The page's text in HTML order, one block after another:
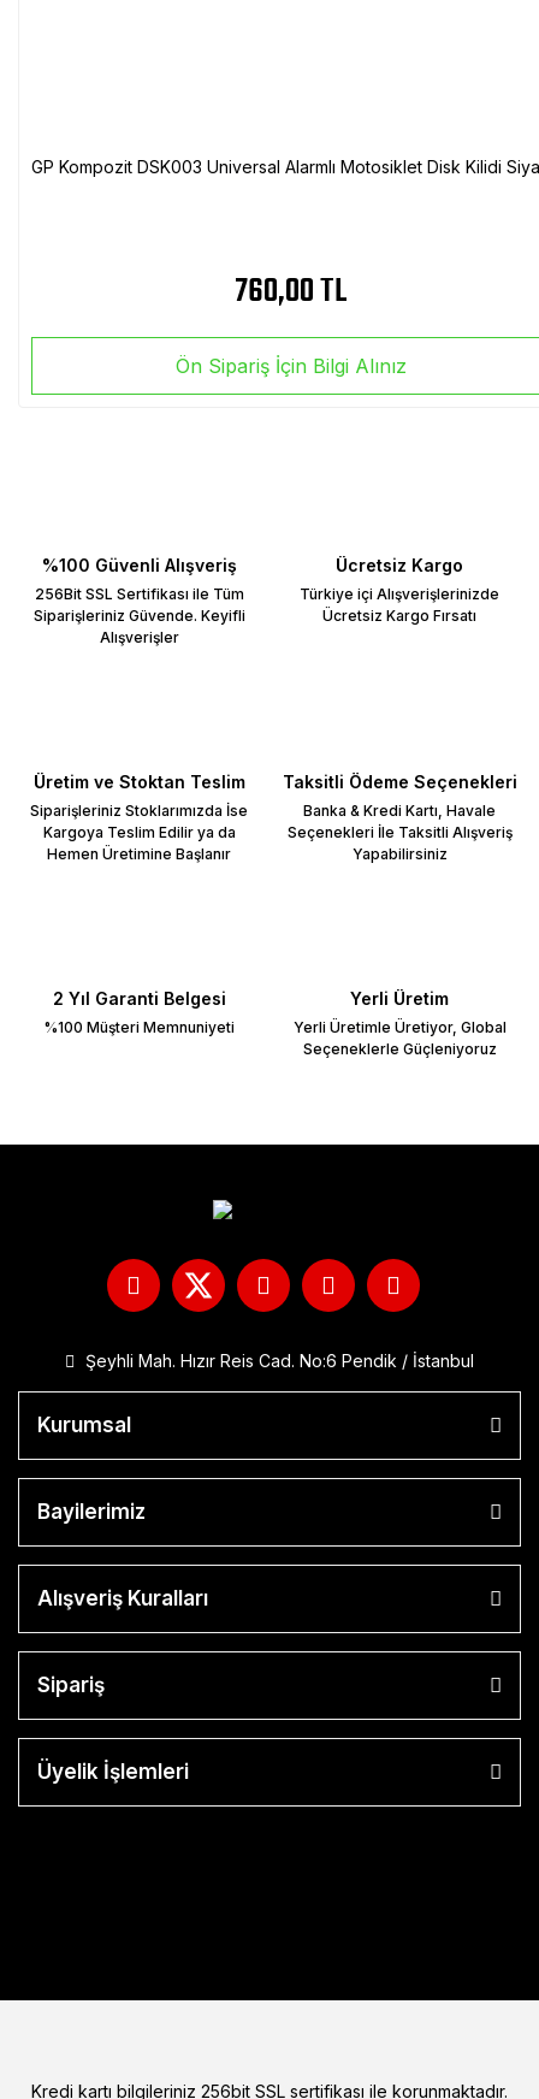
GP Kompozit DSK003 Universal Alarmlı Motosiklet Disk Kilidi
760,00 TL
Ön Sipariş İçin Bilgi Alınız
%100 Güvenli Alışveriş
256Bit SSL Sertifikası ile Tüm
Siparişleriniz Güvende. Keyifli
Alışverişler
Ücretsiz Kargo
Türkiye içi Alışverişlerinizde
Ücretsiz Kargo Fırsatı
Üretim ve Stoktan Teslim
Siparişleriniz Stoklarımızda İse
Kargoya Teslim Edilir ya da
Hemen Üretimine Başlanır
Taksitli Ödeme Seçenekleri
Banka & Kredi Kartı, Havale
Seçenekleri İle Taksitli Alışveriş
Yapabilirsiniz
2 Yıl Garanti Belgesi
%100 Müşteri Memnuniyeti
Yerli Üretim
Yerli Üretimle Üretiyor, Global
Seçeneklerle Güçleniyoruz
Şeyhli Mah. Hızır Reis Cad. No:6 Pendik / İstanbul
Kurumsal
Bayilerimiz
Alışveriş Kuralları
Sipariş
Üyelik İşlemleri
Kredi kartı bilgileriniz 256bit SSL sertifikası ile korunmaktadır.